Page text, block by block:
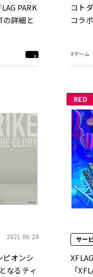
PARK
の詳細と
コト
コラ
#ゲーム
2021.06.24
ピオンシ
なるティ
RED
サー
「